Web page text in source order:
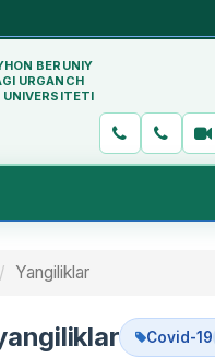
BERUNIY
URGANCH
UNIVERSITETI
Yangiliklar
Covid-19